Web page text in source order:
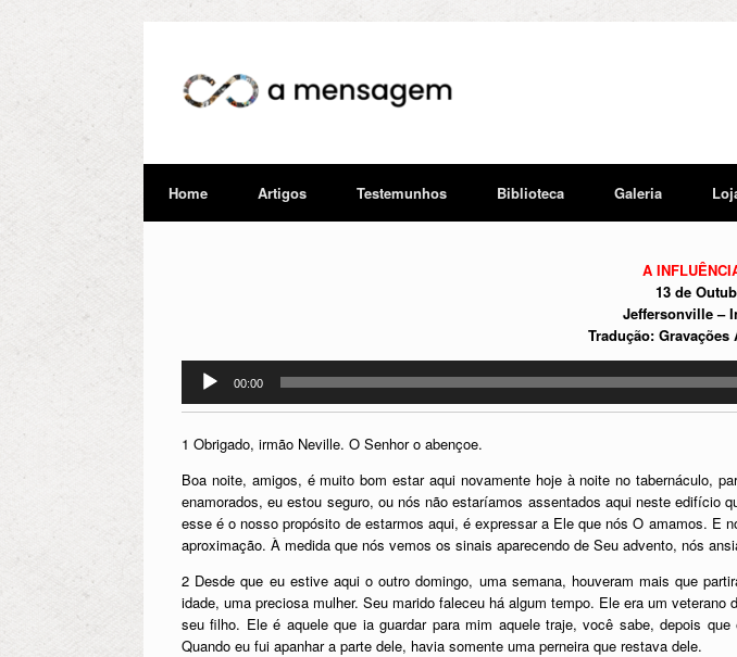
Home Artigos Testemunhos Biblioteca Galeria
A
13 de
Jeffersonville –
Tradução: Gravações
Tocador
áudio
00:00
1 Obrigado, irmão Neville. O Senhor o abençoe.
Boa noite, amigos, é muito bom estar aqui novamente hoje à noite no tabernáculo,
enamorados, eu estou seguro, ou nós não estaríamos assentados aqui neste edifício
esse é o nosso propósito de estarmos aqui, é expressar a Ele que nós O amamos.
aproximação. À medida que nós vemos os sinais aparecendo de Seu advento, nós
2 Desde que eu estive aqui o outro domingo, uma semana, houveram mais que
idade, uma preciosa mulher. Seu marido faleceu há algum tempo. Ele era um
seu filho. Ele é aquele que ia guardar para mim aquele traje, você sabe, depois
Quando eu fui apanhar a parte dele, havia somente uma perneira que restava dele.